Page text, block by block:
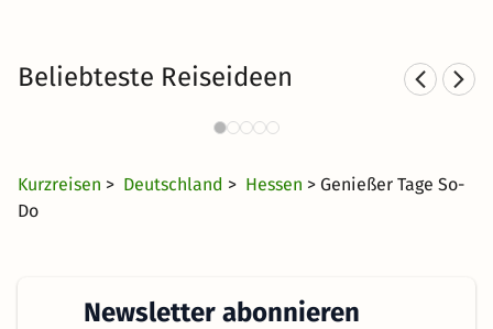
Beliebteste Reiseideen
Wellnesshotels in Nordhessen
130 Angebote
Kurzreisen > Deutschland > Hessen > Genießer Tage So-
Do
Newsletter abonnieren